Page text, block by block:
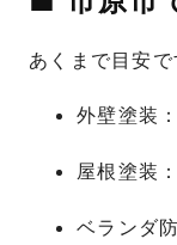
あくまで目安
外壁塗装
屋根塗装
ベランダ